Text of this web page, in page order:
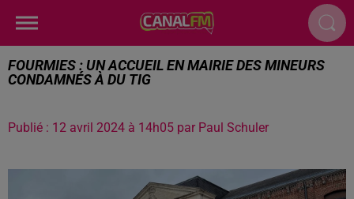
FOURMIES : UN ACCUEIL EN MAIRIE DES MINEURS
CONDAMNÉS À DU TIG
Publié : 12 avril 2024 à 14h05 par Paul Schuler